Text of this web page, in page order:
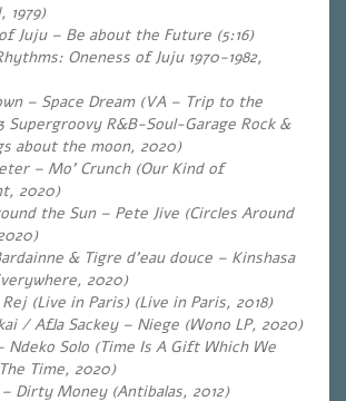
1979)
Juju – Be about the Future (5:16)
Oneness of Juju 1970-1982,
– Space Dream (VA – Trip to the
Supergroovy R&B-Soul-Garage Rock &
about the moon, 2020)
– Mo’ Crunch (Our Kind of
2020)
the Sun – Pete Jive (Circles Around
& Tigre d’eau douce – Kinshasa
2020)
(Live in Paris) (Live in Paris, 2018)
/ Afla Sackey – Niege (Wono LP, 2020)
Solo (Time Is A Gift Which We
Time, 2020)
Dirty Money (Antibalas, 2012)